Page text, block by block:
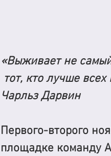
«Выживает не
тот, кто лучше
Чарльз Дарвин
Первого-второго
площадке команду